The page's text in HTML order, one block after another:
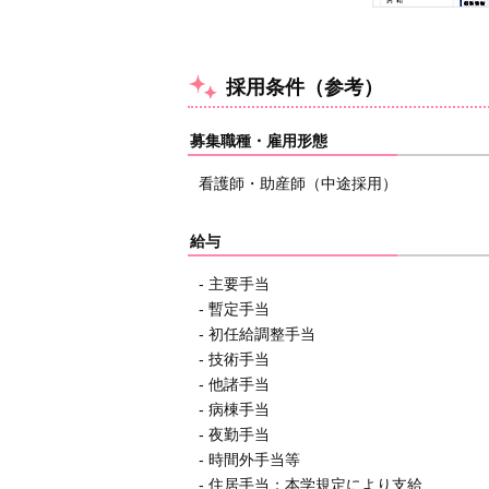
採用条件（参考）
募集職種・雇用形態
看護師・助産師（中途採用）
給与
- 主要手当
- 暫定手当
- 初任給調整手当
- 技術手当
- 他諸手当
- 病棟手当
- 夜勤手当
- 時間外手当等
- 住居手当：本学規定により支給